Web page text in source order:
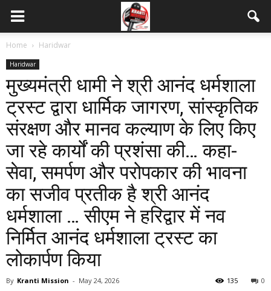
Home Haridwar
Haridwar
मुख्यमंत्री धामी ने श्री आनंद धर्मशाला
ट्रस्ट द्वारा धार्मिक जागरण, सांस्कृतिक
संरक्षण और मानव कल्याण के लिए किए
जा रहे कार्यों की प्रशंसा की… कहा-
सेवा, समर्पण और परोपकार की भावना
का सजीव प्रतीक है श्री आनंद
धर्मशाला … सीएम ने हरिद्वार में नव
निर्मित आनंद धर्मशाला ट्रस्ट का
लोकार्पण किया
By Kranti Mission - May 24, 2026 0
135